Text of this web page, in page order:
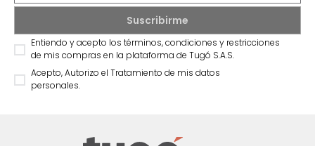
Entiendo y acepto los términos, condiciones y restricciones
de mis compras en la plataforma de Tugó S.A.S.
Acepto, Autorizo el Tratamiento de mis datos
personales.